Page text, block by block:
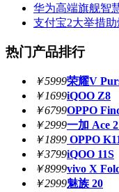
华为高端旗舰智
支付宝2大举措
热门产品排行
￥5999荣耀V
￥1699iQOO Z8
￥6799OPPO
￥2999一加 Ace
￥1899 OPPO
￥3799iQOO 11S
￥8999vivo X
￥2999魅族 20